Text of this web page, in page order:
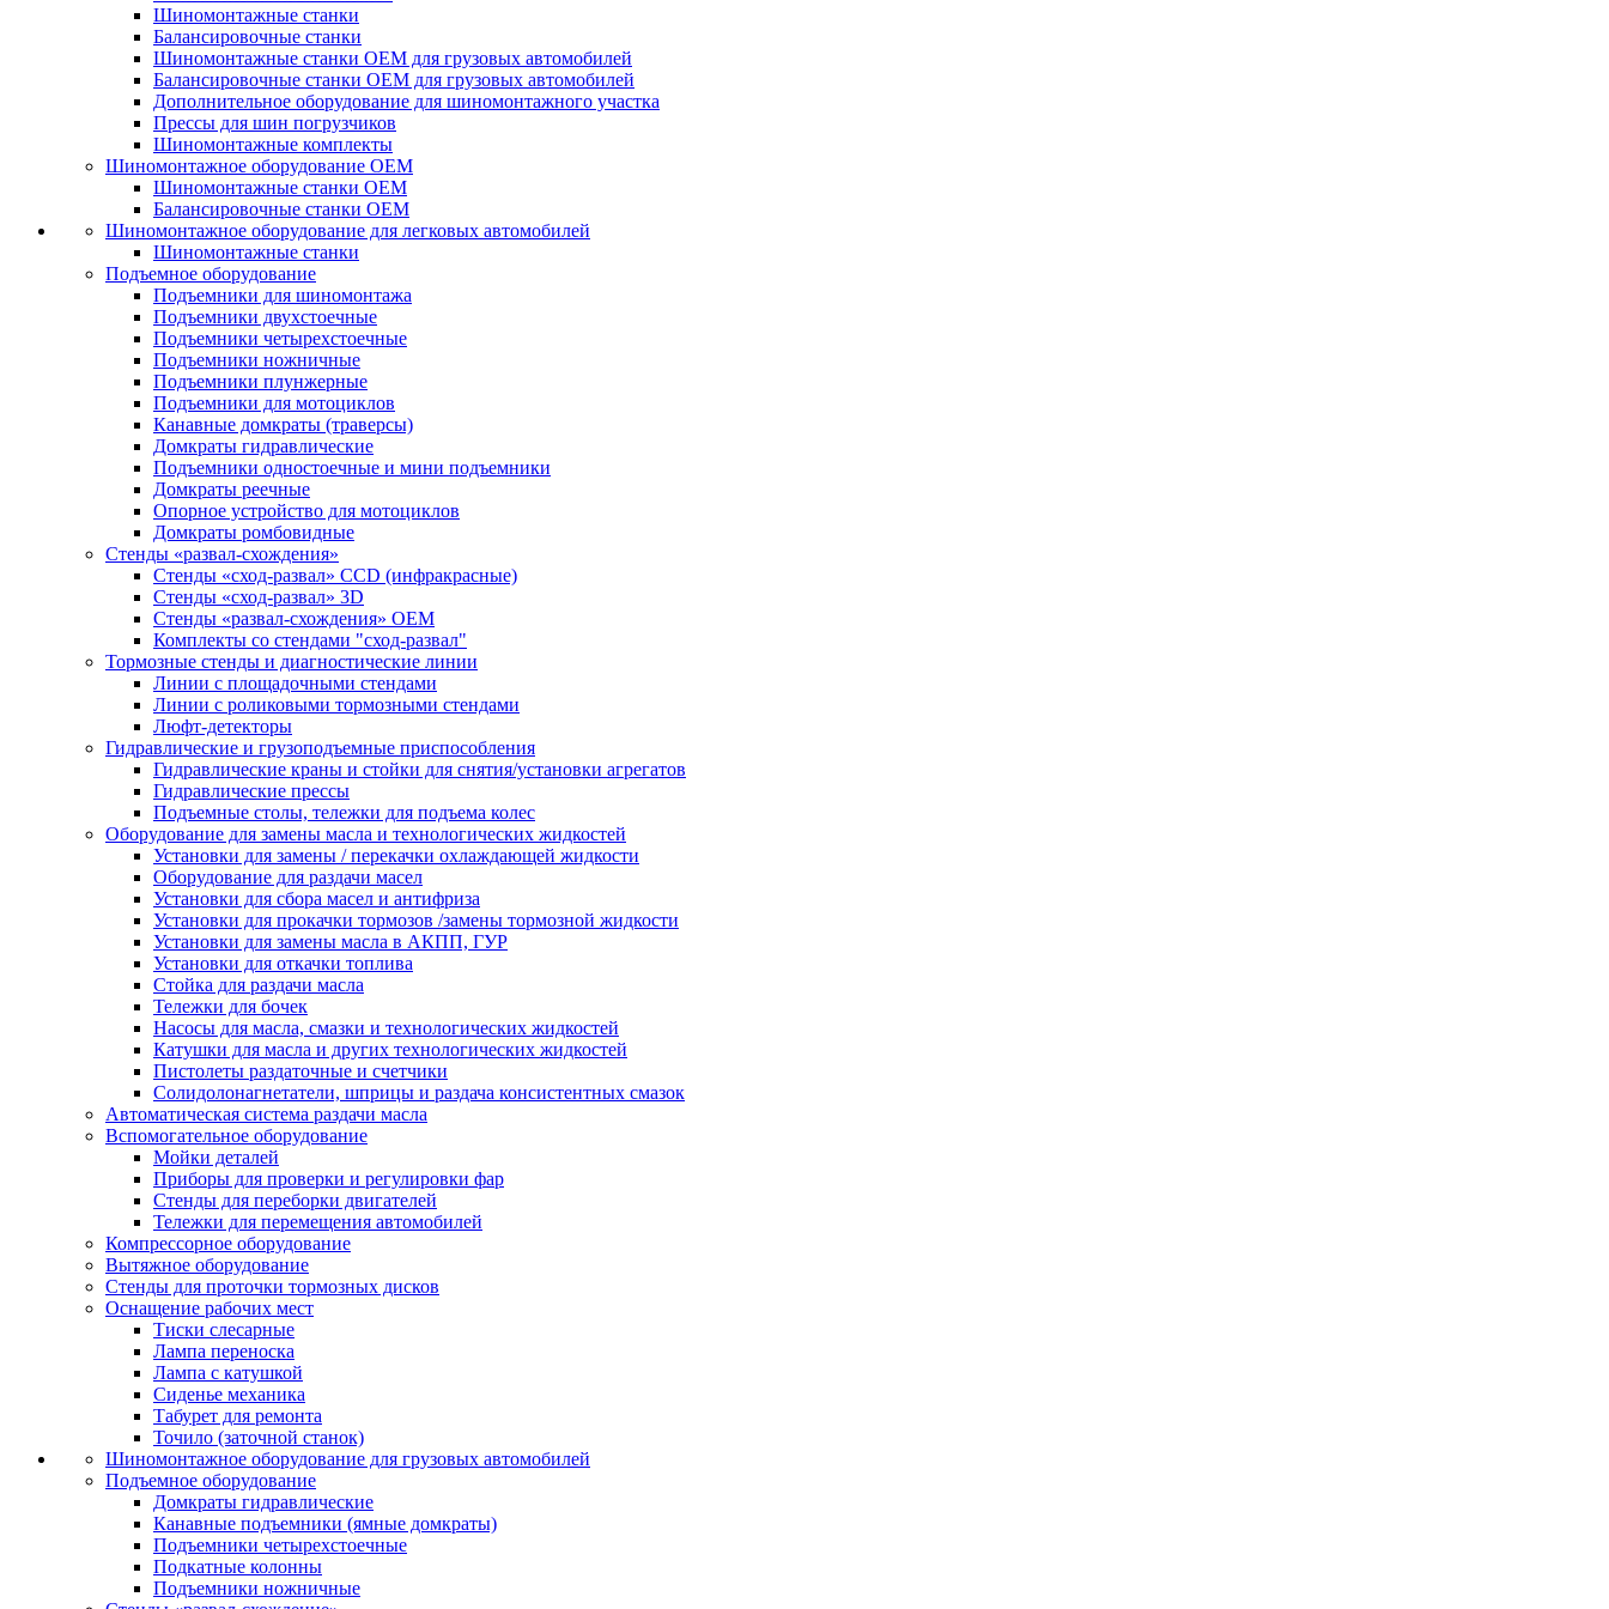
Шиномонтажные станки
Балансировочные станки
Шиномонтажные станки ОЕМ для грузовых автомобилей
Балансировочные станки ОЕМ для грузовых автомобилей
Дополнительное оборудование для шиномонтажного участка
Прессы для шин погрузчиков
Шиномонтажные комплекты
Шиномонтажное оборудование ОЕМ
Шиномонтажные станки ОЕМ
Балансировочные станки ОЕМ
Шиномонтажное оборудование для легковых автомобилей
Шиномонтажные станки
Подъемное оборудование
Подъемники для шиномонтажа
Подъемники двухстоечные
Подъемники четырехстоечные
Подъемники ножничные
Подъемники плунжерные
Подъемники для мотоциклов
Канавные домкраты (траверсы)
Домкраты гидравлические
Подъемники одностоечные и мини подъемники
Домкраты реечные
Опорное устройство для мотоциклов
Домкраты ромбовидные
Стенды «развал-схождения»
Стенды «сход-развал» CCD (инфракрасные)
Стенды «сход-развал» 3D
Стенды «развал-схождения» ОЕМ
Комплекты со стендами "сход-развал"
Тормозные стенды и диагностические линии
Линии с площадочными стендами
Линии с роликовыми тормозными стендами
Люфт-детекторы
Гидравлические и грузоподъемные приспособления
Гидравлические краны и стойки для снятия/установки агрегатов
Гидравлические прессы
Подъемные столы, тележки для подъема колес
Оборудование для замены масла и технологических жидкостей
Установки для замены / перекачки охлаждающей жидкости
Оборудование для раздачи масел
Установки для сбора масел и антифриза
Установки для прокачки тормозов /замены тормозной жидкости
Установки для замены масла в АКПП, ГУР
Установки для откачки топлива
Стойка для раздачи масла
Тележки для бочек
Насосы для масла, смазки и технологических жидкостей
Катушки для масла и других технологических жидкостей
Пистолеты раздаточные и счетчики
Солидолонагнетатели, шприцы и раздача консистентных смазок
Автоматическая система раздачи масла
Вспомогательное оборудование
Мойки деталей
Приборы для проверки и регулировки фар
Стенды для переборки двигателей
Тележки для перемещения автомобилей
Компрессорное оборудование
Вытяжное оборудование
Стенды для проточки тормозных дисков
Оснащение рабочих мест
Тиски слесарные
Лампа переноска
Лампа с катушкой
Сиденье механика
Табурет для ремонта
Точило (заточной станок)
Шиномонтажное оборудование для грузовых автомобилей
Подъемное оборудование
Домкраты гидравлические
Канавные подъемники (ямные домкраты)
Подъемники четырехстоечные
Подкатные колонны
Подъемники ножничные